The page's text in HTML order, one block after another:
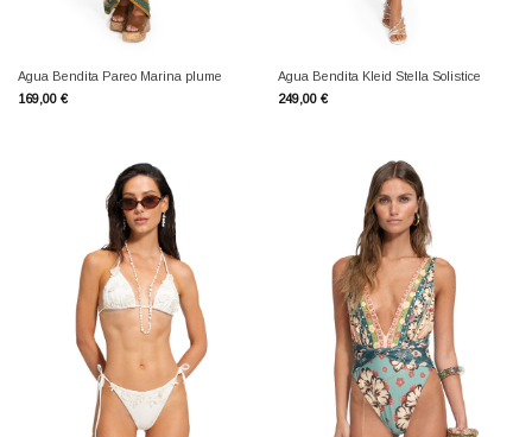
Agua Bendita Pareo Marina plume
169,00 €
Agua Bendita Kleid Stella Solistice
249,00 €